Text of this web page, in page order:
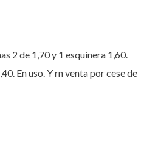
2 de 1,70 y 1 esquinera 1,60.
En uso. Y rn venta por cese de